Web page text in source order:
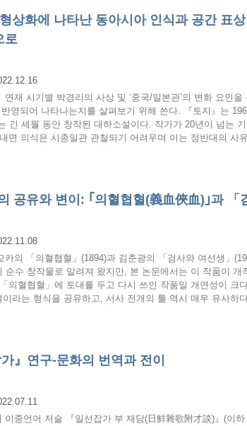
형상화에 나타난 동아시아 인식과 공간 표
로
연재 시기별 박경리의 사상 및 ‘중국/일본관’의 변화 요인
영되어 나타나는지를 살펴보기 위해 쓴다. 『토지』는
긴 세월 동안 창작된 대하소설이다. 작가가 20년이 넘는
면 의식은 시종일관 관철되기 어려우며 이는 정반대의 사
공유와 변이: ｢의혈협혈(義血俠血)｣과 「
카의 「의혈협혈」(1894)과 김춘광의 「검사와 여선생」
순수 창작물로 알려져 왔지만, 본 논문에서는 이 작품이 개
의혈협혈」에 토대를 두고 다시 쓰인 작품일 개연성이 크
라는 형식을 공유하고, 서사 전개의 틀 역시 매우 유사하
』연구-문화의 번역과 전이
이중언어 저술 『일선잡가 부 재담(日鮮雜歌附才談)』(이